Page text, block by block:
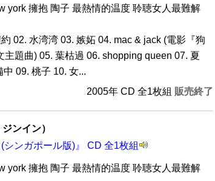
york 擁抱 陶子 最熱情的温度 聆聴女人最難解
02. 水湾湾 03. 嫉妬 04. mac & jack (電影『狗
主題曲) 05. 葉枯過 06. shopping queen 07. 夏
中 09. 桃子 10. 女...
2005年 CD 全1枚組 販売終了
ンイン）
(シンガポール版)』 CD 全1枚組
york 擁抱 陶子 最熱情的温度 聆聴女人最難解